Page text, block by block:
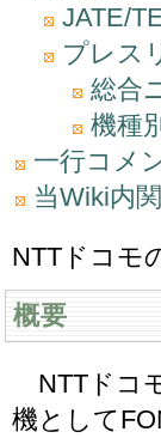
JATE/
プレス
総合
機種
一行コメ
当Wiki内
NTTドコモ
概要
NTTドコ
機として